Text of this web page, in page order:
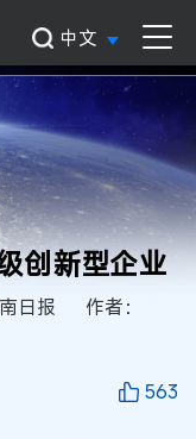
中文
创新型企业
日报 作者：
563